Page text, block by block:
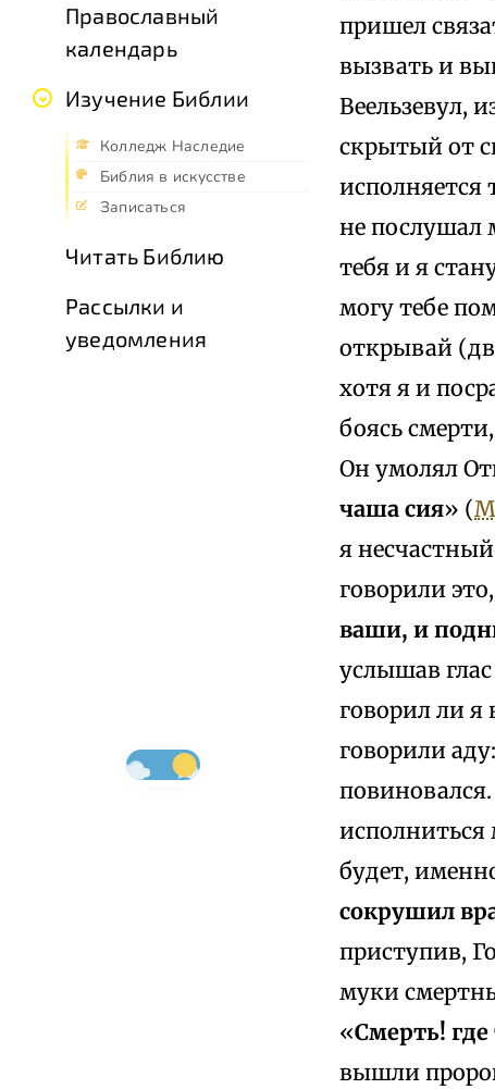
Православный
календарь
Изучение Библии
Колледж Наследие
Библия в искусстве
Записаться
Читать Библию
Рассылки и
уведомления
пришел
вызвать и
Веельзевул,
скрытый от
исполняется
не послушал
тебя и я
могу тебе
открывай
хотя я и
боясь
Он умолял
чаша сия» (
я
говорили
ваши, и
услышав
говорил ли я
говорили
исполниться
будет,
сокрушил
приступив,
муки
«Смерть! где
вышли